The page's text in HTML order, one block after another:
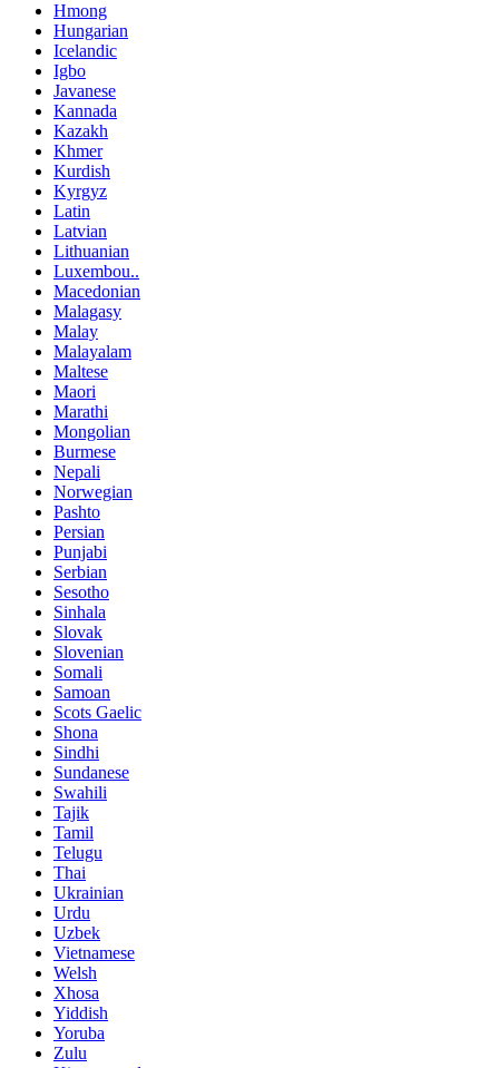
Hmong
Hungarian
Icelandic
Igbo
Javanese
Kannada
Kazakh
Khmer
Kurdish
Kyrgyz
Latin
Latvian
Lithuanian
Luxembou..
Macedonian
Malagasy
Malay
Malayalam
Maltese
Maori
Marathi
Mongolian
Burmese
Nepali
Norwegian
Pashto
Persian
Punjabi
Serbian
Sesotho
Sinhala
Slovak
Slovenian
Somali
Samoan
Scots Gaelic
Shona
Sindhi
Sundanese
Swahili
Tajik
Tamil
Telugu
Thai
Ukrainian
Urdu
Uzbek
Vietnamese
Welsh
Xhosa
Yiddish
Yoruba
Zulu